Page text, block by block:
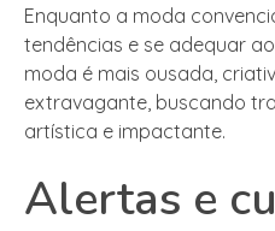
Enquanto a moda
tendências e se adequar
moda é mais ousada,
extravagante, buscando
artística e impactante.
Alertas e